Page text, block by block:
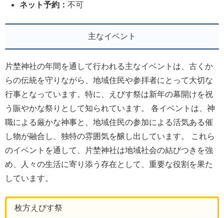
ネット予約：不可
主なイベント
片埜神社の年間を通して行われる主なイベントは、古くか
らの伝統を守りながら、地域住民や参拝者にとって大切な
行事となっています。特に、えびす祭は新年の幕開けを祝
う賑やかな祭りとして知られています。 各イベントは、神
職による厳かな神事と、地域住民の参加による活気ある催
し物が融合し、独特の雰囲気を醸し出しています。 これら
のイベントを通して、片埜神社は地域社会の結びつきを強
め、人々の生活に寄り添う存在として、重要な役割を果た
しています。
枚方えびす祭